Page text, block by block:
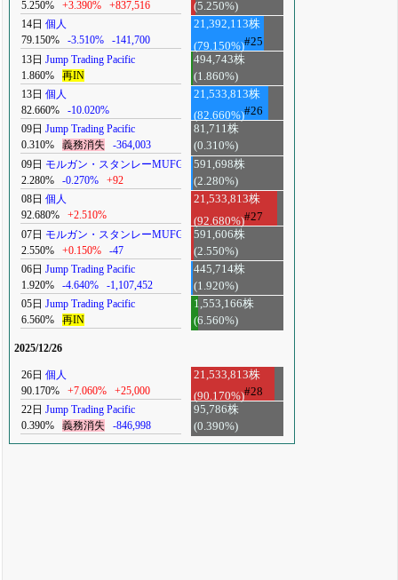
5.250%
+3.390% +837,516
(5.250%)
14日 個人
79.150%
-3.510% -141,700
21,392,113株
(79.150%)#25
13日 Jump Trading Pacific
1.860%
再IN
494,743株
(1.860%)
13日 個人
82.660%
-10.020%
21,533,813株
(82.660%)#26
09日 Jump Trading Pacific
0.310%
義務消失 -364,003
81,711株
(0.310%)
09日 モルガン・スタンレーMUFG
2.280%
-0.270% +92
591,698株
(2.280%)
08日 個人
92.680%
+2.510%
21,533,813株
(92.680%)#27
07日 モルガン・スタンレーMUFG
2.550%
+0.150% -47
591,606株
(2.550%)
06日 Jump Trading Pacific
1.920%
-4.640% -1,107,452
445,714株
(1.920%)
05日 Jump Trading Pacific
6.560%
再IN
1,553,166株
(6.560%)
2025/12/26
26日 個人
90.170%
+7.060% +25,000
21,533,813株
(90.170%)#28
22日 Jump Trading Pacific
0.390%
義務消失 -846,998
95,786株
(0.390%)